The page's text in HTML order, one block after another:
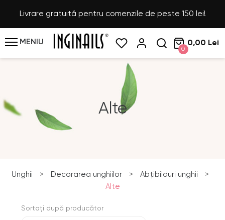
Livrare gratuită pentru comenzile de peste 150 lei!
MENIU
0
0,00 Lei
Alte
Unghii > Decorarea unghiilor > Abțibilduri unghii
>
Alte
Sortați după producător